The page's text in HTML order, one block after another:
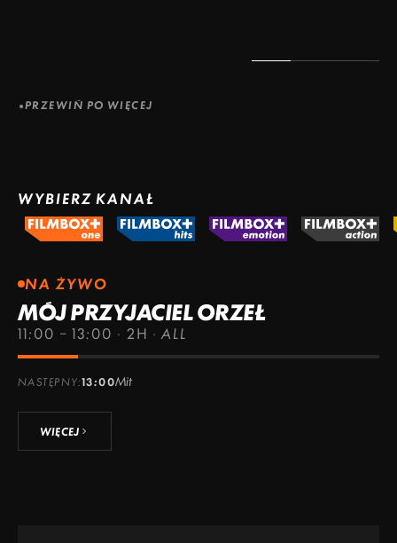
PRZEWIŃ PO WIĘCEJ
WYBIERZ KANAŁ
NA ŻYWO
MÓJ PRZYJACIEL ORZEŁ
11:00 – 13:00 · 2H ·ALL
NASTĘPNY:13:00Mit
WIĘCEJ